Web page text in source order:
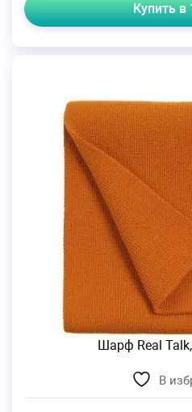
Купить в
Шарф Real
В